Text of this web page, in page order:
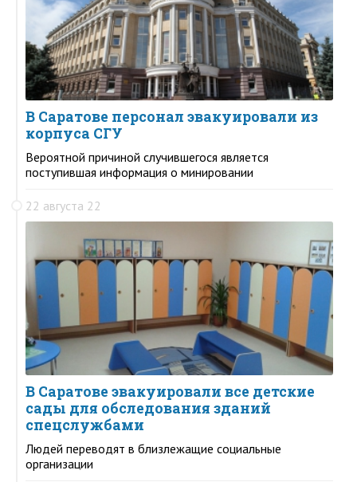
В Саратове персонал эвакуировали из
корпуса СГУ
Вероятной причиной случившегося является
поступившая информация о минировании
22 августа 22
В Саратове эвакуировали все детские
сады для обследования зданий
спецслужбами
Людей переводят в близлежащие социальные
организации